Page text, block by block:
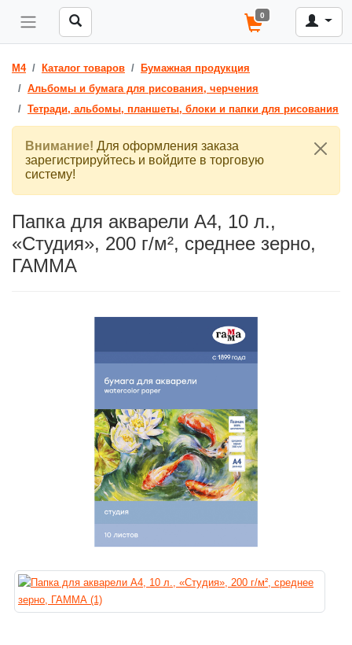
0
M4 Каталог товаров
Бумажная продукция
Альбомы и бумага для рисования, черчения
Тетради, альбомы, планшеты, блоки и папки для рисования
Внимание! Для оформления заказа
зарегистрируйтесь и войдите в торговую
систему!
Папка для акварели А4, 10 л.,
«Студия», 200 г/м², среднее зерно,
ГАММА